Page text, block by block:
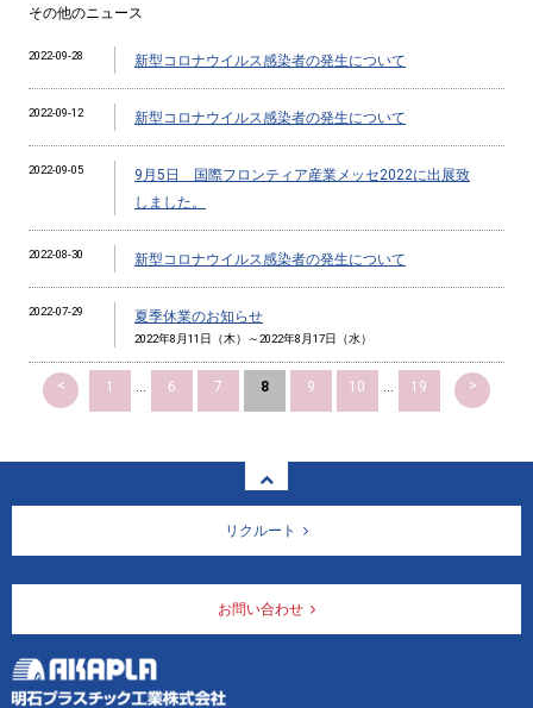
その他のニュース
2022-09-28 新型コロナウイルス感染者の発生について
2022-09-12 新型コロナウイルス感染者の発生について
2022-09-05
9月5日 国際フロンティア産業メッセ2022に出展致
しました。
2022-08-30 新型コロナウイルス感染者の発生について
2022-07-29 夏季休業のお知らせ
2022年8月11日（木）～2022年8月17日（水）
< 1 6 7 8 9 10 19 >
リクルート
お問い合わせ